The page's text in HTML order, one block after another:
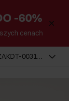
-60%
cenach
0031A-